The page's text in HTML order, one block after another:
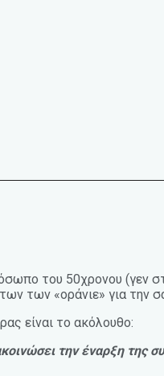
του 50χρονου
των «οράνιε» για την
είναι το ακόλουθο:
την έναρξη